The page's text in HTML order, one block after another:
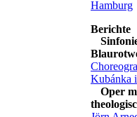
Hamburg
Kubánka
Oper